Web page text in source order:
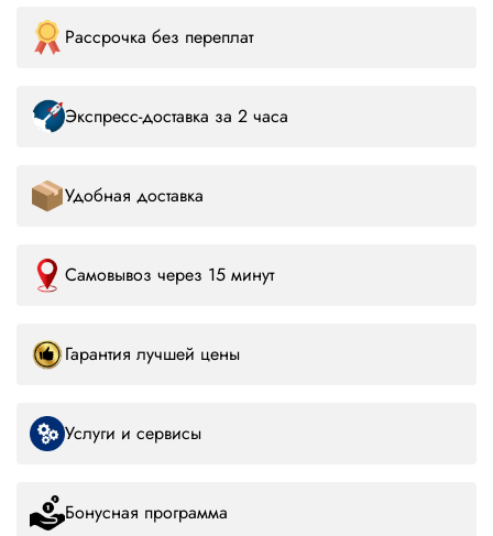
Рассрочка без переплат
Экспресс-доставка за 2 часа
Удобная доставка
Самовывоз через 15 минут
Гарантия лучшей цены
Услуги и сервисы
Бонусная программа